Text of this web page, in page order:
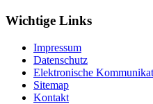
Wichtige Links
Impressum
Datenschutz
Elektronische
Sitemap
Kontakt